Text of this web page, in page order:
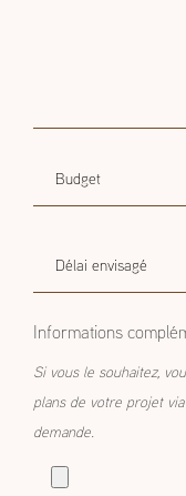
Budget
estimatif
Budget estimatif
Délai
envisagé
Délai envisagé
Informations
Si vous le souhaitez,
plans de votre projet
demande.